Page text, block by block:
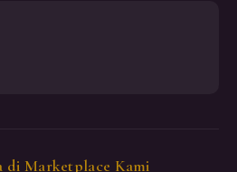
di Marketplace Kami